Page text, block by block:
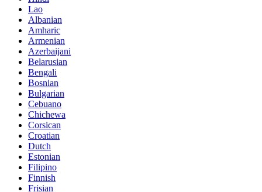
Lao
Albanian
Amharic
Armenian
Azerbaijani
Belarusian
Bengali
Bosnian
Bulgarian
Cebuano
Chichewa
Corsican
Croatian
Dutch
Estonian
Filipino
Finnish
Frisian